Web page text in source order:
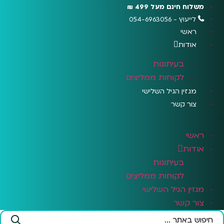
לתוכן
משלוח חינם מעל 499 ₪
לייעוץ - 054-6963056
ראשי
אודות
בעיתונות
לקוחות ממליצים
מגזין הגיל השלישי
צור קשר
ראשי
אודות
בעיתונות
לקוחות ממליצים
מגזין הגיל השלישי
צור קשר
Search